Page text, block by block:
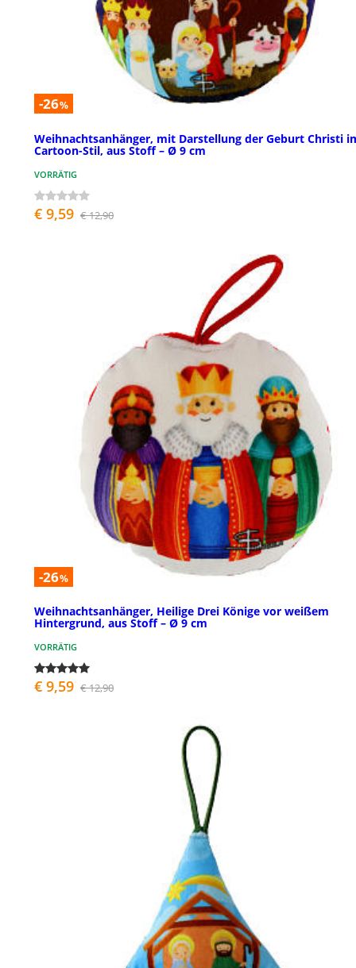
-26%
Weihnachtsanhänger, mit Darstellung der Geburt Christi
Cartoon-Stil, aus Stoff – Ø 9 cm
VORRÄTIG
€ 9,59 € 12,90
-26%
Weihnachtsanhänger, Heilige Drei Könige vor weißem
Hintergrund, aus Stoff – Ø 9 cm
VORRÄTIG
€ 9,59 € 12,90